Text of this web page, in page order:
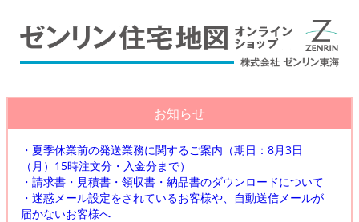
お知らせ
・夏季休業前の発送業務に関するご案内（期日：8月3日
（月）15時注文分・入金分まで）
・請求書・見積書・領収書・納品書のダウンロードについて
・迷惑メール設定をされているお客様や、自動送信メールが
届かないお客様へ